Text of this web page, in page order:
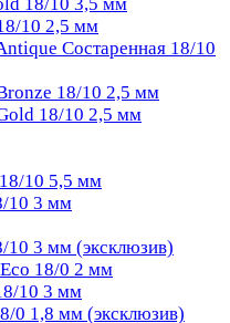
10 2,5 мм
Состаренная 18/10
18/10 2,5 мм
18/10 2,5 мм
10 5,5 мм
10 3 мм
3 мм (эксклюзив)
18/0 2 мм
10 3 мм
0 1,8 мм (эксклюзив)